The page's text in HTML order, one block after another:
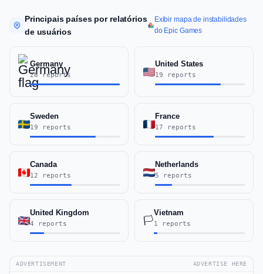
Principais países por relatórios
de usuários
Exibir mapa de instabilidades
do Epic Games
Germany
26 reports
United States
19 reports
Sweden
19 reports
France
17 reports
Canada
12 reports
Netherlands
5 reports
United Kingdom
4 reports 🏳️
Vietnam
1 reports
ADVERTISEMENT ADVERTISE HERE